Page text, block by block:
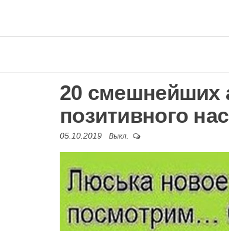
20 смешнейших
позитивного
05.10.2019 Выкл.